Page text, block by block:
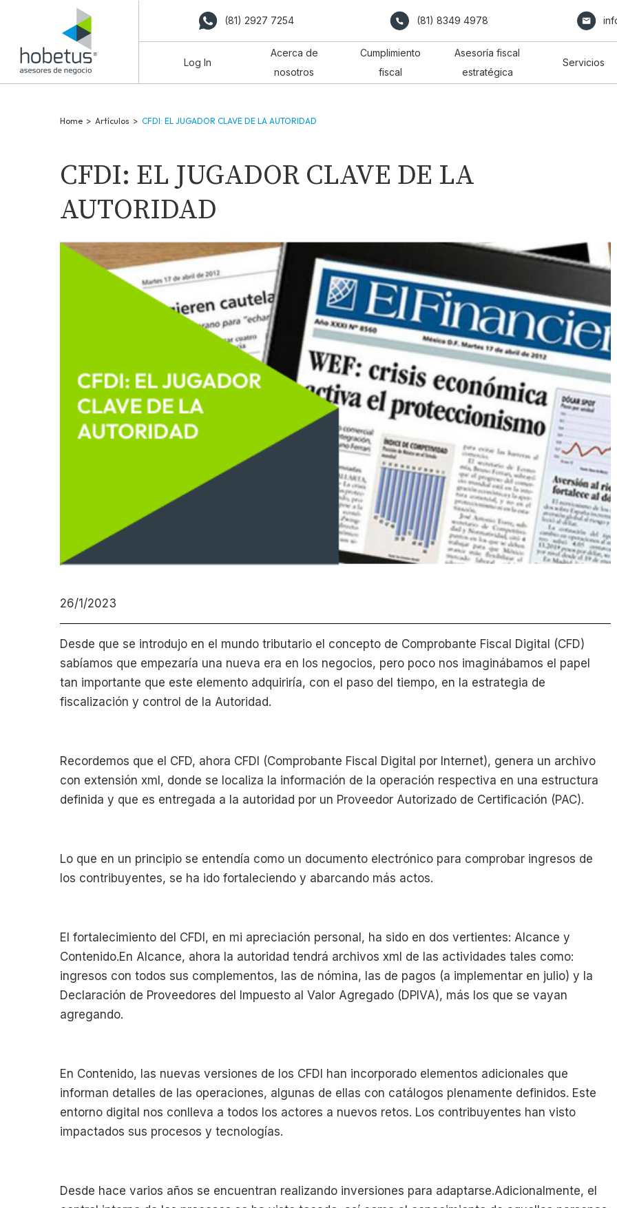
(81) 2927 7254 (81) 8349 4978
Log In
Acerca de
nosotros
Cumplimiento
fiscal
Asesoría fiscal
estratégica
Servicios
Home > Artículos > CFDI: EL JUGADOR CLAVE DE LA AUTORIDAD
CFDI: EL JUGADOR CLAVE DE LA
AUTORIDAD
26/1/2023
Desde que se introdujo en el mundo tributario el concepto de Comprobante Fiscal Digital (CFD)
sabíamos que empezaría una nueva era en los negocios, pero poco nos imaginábamos el papel
tan importante que este elemento adquiriría, con el paso del tiempo, en la estrategia de
fiscalización y control de la Autoridad.
Recordemos que el CFD, ahora CFDI (Comprobante Fiscal Digital por Internet), genera un archivo
con extensión xml, donde se localiza la información de la operación respectiva en una estructura
definida y que es entregada a la autoridad por un Proveedor Autorizado de Certificación (PAC).
Lo que en un principio se entendía como un documento electrónico para comprobar ingresos de
los contribuyentes, se ha ido fortaleciendo y abarcando más actos.
El fortalecimiento del CFDI, en mi apreciación personal, ha sido en dos vertientes: Alcance y
Contenido.En Alcance, ahora la autoridad tendrá archivos xml de las actividades tales como:
ingresos con todos sus complementos, las de nómina, las de pagos (a implementar en julio) y la
Declaración de Proveedores del Impuesto al Valor Agregado (DPIVA), más los que se vayan
agregando.
En Contenido, las nuevas versiones de los CFDI han incorporado elementos adicionales que
informan detalles de las operaciones, algunas de ellas con catálogos plenamente definidos. Este
entorno digital nos conlleva a todos los actores a nuevos retos. Los contribuyentes han visto
impactados sus procesos y tecnologías.
Desde hace varios años se encuentran realizando inversiones para adaptarse.Adicionalmente, el